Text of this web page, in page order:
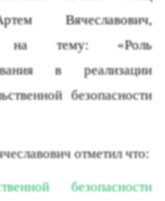
Вячеславович,
на тему: «Роль
в реализации
безопасности
отметил что:
безопасности